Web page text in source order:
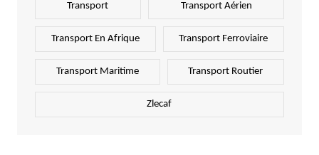
Transport Transport Aérien
Transport En Afrique Transport Ferroviaire
Transport Maritime Transport Routier
Zlecaf